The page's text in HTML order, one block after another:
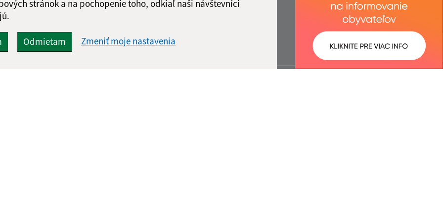
stránok a na pochopenie toho, odkiaľ naši návštevníci
Odmietam Zmeniť moje nastavenia
Odoslať správu